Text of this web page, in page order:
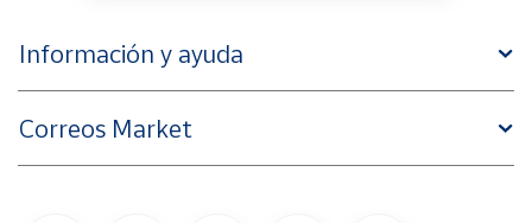
Información y ayuda
Correos Market